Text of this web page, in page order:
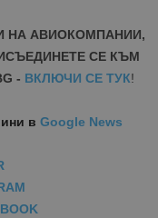
НА АВИОКОМПАНИИ,
СЕ КЪМ
- ВКЛЮЧИ СЕ ТУК!
в Google News